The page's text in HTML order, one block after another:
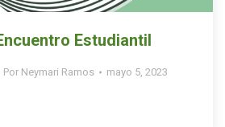
Estudiantil
Por Neymari Ramos mayo 5, 2023